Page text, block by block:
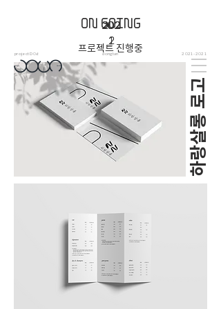
202
2
202
2
ON GOING
프로젝트 진행중
202
1
202
1
project D06 dongtan 2021-2021
하랑살롱 로고